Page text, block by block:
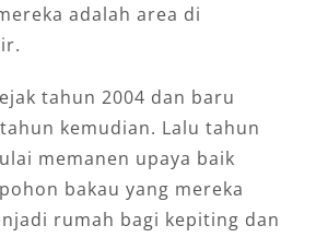
adalah area di
tahun 2004 dan baru
kemudian. Lalu tahun
memanen upaya baik
bakau yang mereka
rumah bagi kepiting dan